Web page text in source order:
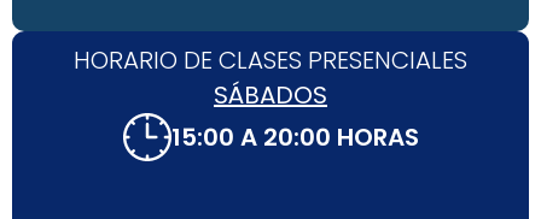
HORARIO DE CLASES PRESENCIALES
SÁBADOS
15:00 A 20:00 HORAS